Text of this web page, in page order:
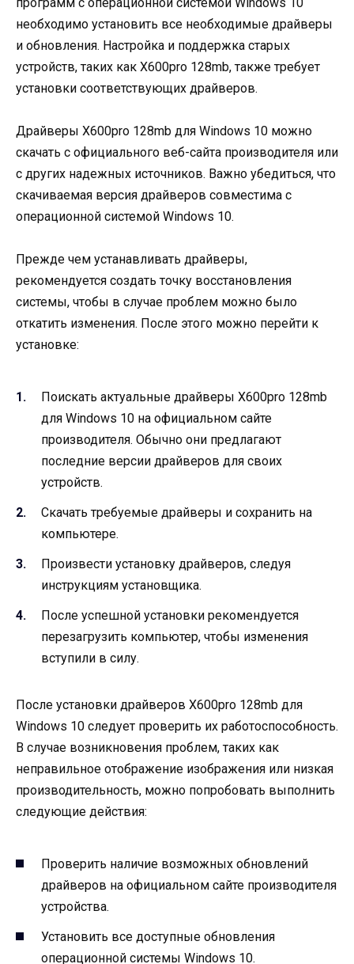
необходимо установить все необходимые драйверы
и обновления. Настройка и поддержка старых
устройств, таких как X600pro 128mb, также требует
установки соответствующих драйверов.
Драйверы X600pro 128mb для Windows 10 можно
скачать с официального веб-сайта производителя или
с других надежных источников. Важно убедиться, что
скачиваемая версия драйверов совместима с
операционной системой Windows 10.
Прежде чем устанавливать драйверы,
рекомендуется создать точку восстановления
системы, чтобы в случае проблем можно было
откатить изменения. После этого можно перейти к
установке:
Поискать актуальные драйверы X600pro 128mb
для Windows 10 на официальном сайте
производителя. Обычно они предлагают
последние версии драйверов для своих
устройств.
Скачать требуемые драйверы и сохранить на
компьютере.
Произвести установку драйверов, следуя
инструкциям установщика.
После успешной установки рекомендуется
перезагрузить компьютер, чтобы изменения
вступили в силу.
После установки драйверов X600pro 128mb для
Windows 10 следует проверить их работоспособность.
В случае возникновения проблем, таких как
неправильное отображение изображения или низкая
производительность, можно попробовать выполнить
следующие действия:
Проверить наличие возможных обновлений
драйверов на официальном сайте производителя
устройства.
Установить все доступные обновления
операционной системы Windows 10.